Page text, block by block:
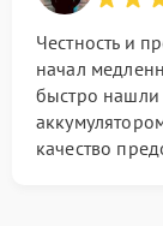
Честность и
начал
быстро нашли
качество